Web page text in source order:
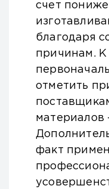
счет
благодаря
причинам.
отметить
материалов
факт